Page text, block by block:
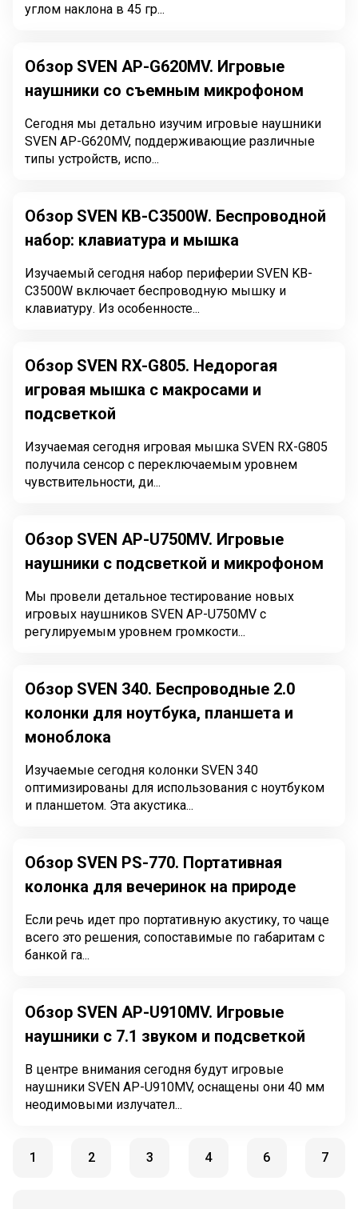
углом наклона в 45 гр...
Обзор SVEN AP-G620MV. Игровые
наушники со съемным микрофоном
Сегодня мы детально изучим игровые наушники
SVEN AP-G620MV, поддерживающие различные
типы устройств, испо...
Обзор SVEN KB-C3500W. Беспроводной
набор: клавиатура и мышка
Изучаемый сегодня набор периферии SVEN KB-
C3500W включает беспроводную мышку и
клавиатуру. Из особенносте...
Обзор SVEN RX-G805. Недорогая
игровая мышка с макросами и
подсветкой
Изучаемая сегодня игровая мышка SVEN RX-G805
получила сенсор с переключаемым уровнем
чувствительности, ди...
Обзор SVEN AP-U750MV. Игровые
наушники с подсветкой и микрофоном
Мы провели детальное тестирование новых
игровых наушников SVEN AP-U750MV с
регулируемым уровнем громкости...
Обзор SVEN 340. Беспроводные 2.0
колонки для ноутбука, планшета и
моноблока
Изучаемые сегодня колонки SVEN 340
оптимизированы для использования с ноутбуком
и планшетом. Эта акустика...
Обзор SVEN PS-770. Портативная
колонка для вечеринок на природе
Если речь идет про портативную акустику, то чаще
всего это решения, сопоставимые по габаритам с
банкой га...
Обзор SVEN AP-U910MV. Игровые
наушники с 7.1 звуком и подсветкой
В центре внимания сегодня будут игровые
наушники SVEN AP-U910MV, оснащены они 40 мм
неодимовыми излучател...
1 2 3 4 6 7